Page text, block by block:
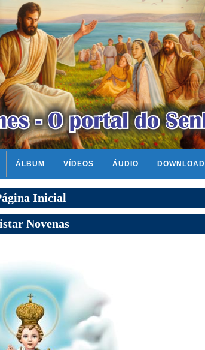
ÁLBUM VÍDEOS ÁUDIO DOWNLOAD
Inicial
Novenas